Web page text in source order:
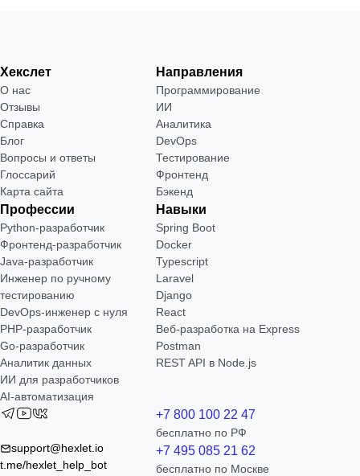
Хекслет
О нас
Отзывы
Справка
Блог
Вопросы и ответы
Глоссарий
Карта сайта
Направления
Программирование
ИИ
Аналитика
DevOps
Тестирование
Фронтенд
Бэкенд
Профессии
Python-разработчик
Фронтенд-разработчик
Java-разработчик
Инженер по ручному
тестированию
DevOps-инженер с нуля
РНР-разработчик
Go-разработчик
Аналитик данных
ИИ для разработчиков
AI-автоматизация
Навыки
Spring Boot
Docker
Typescript
Laravel
Django
React
Веб-разработка на Express
Postman
REST API в Node.js
support@hexlet.io
t.me/hexlet_help_bot
+7 800 100 22 47
бесплатно по РФ
+7 495 085 21 62
бесплатно по Москве